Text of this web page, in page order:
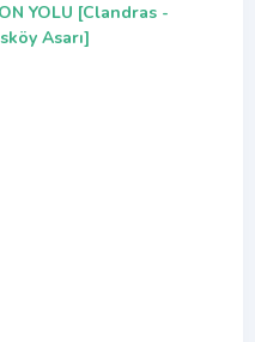
YOLU [Clandras -
Asarı]